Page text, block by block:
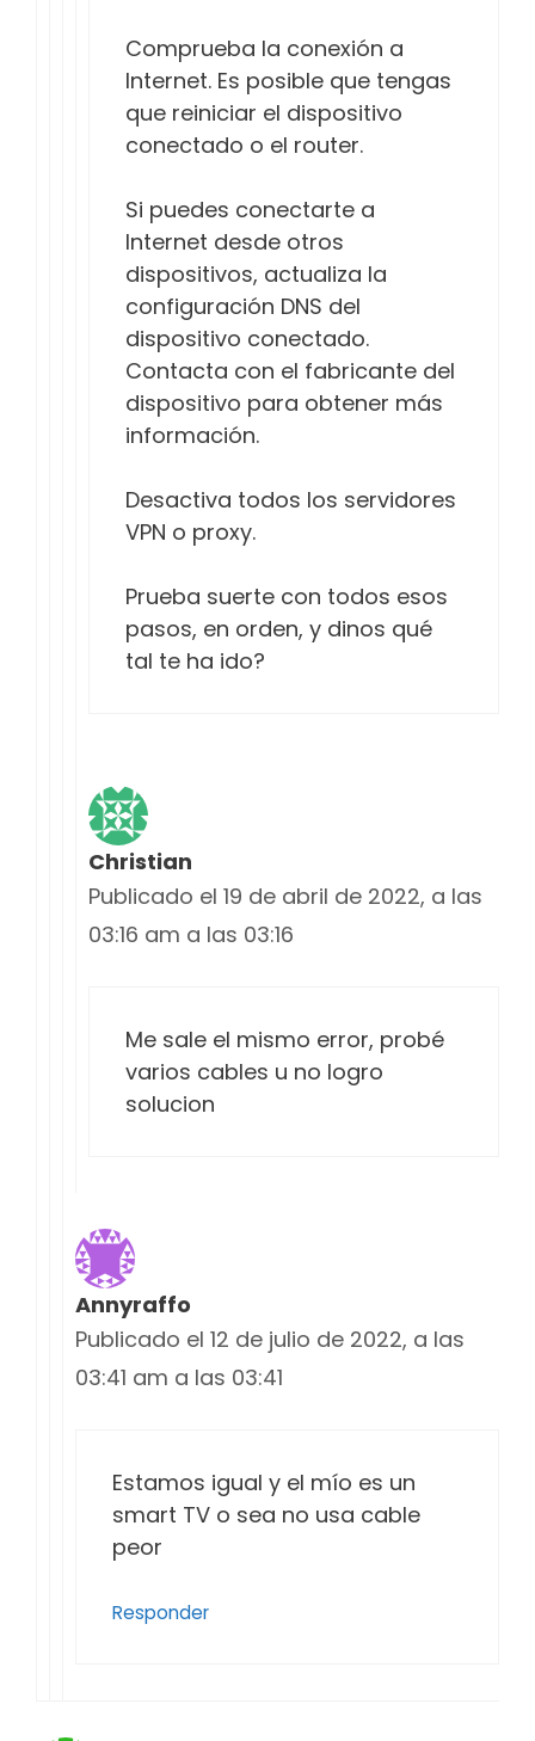
Comprueba la conexión a
Internet. Es posible que tengas
que reiniciar el dispositivo
conectado o el router.
Si puedes conectarte a
Internet desde otros
dispositivos, actualiza la
configuración DNS del
dispositivo conectado.
Contacta con el fabricante del
dispositivo para obtener más
información.
Desactiva todos los servidores
VPN o proxy.
Prueba suerte con todos esos
pasos, en orden, y dinos qué
tal te ha ido?
Christian
Publicado el 19 de abril de 2022, a las
03:16 am a las 03:16
Me sale el mismo error, probé
varios cables u no logro
solucion
Annyraffo
Publicado el 12 de julio de 2022, a las
03:41 am a las 03:41
Estamos igual y el mío es un
smart TV o sea no usa cable
peor
Responder